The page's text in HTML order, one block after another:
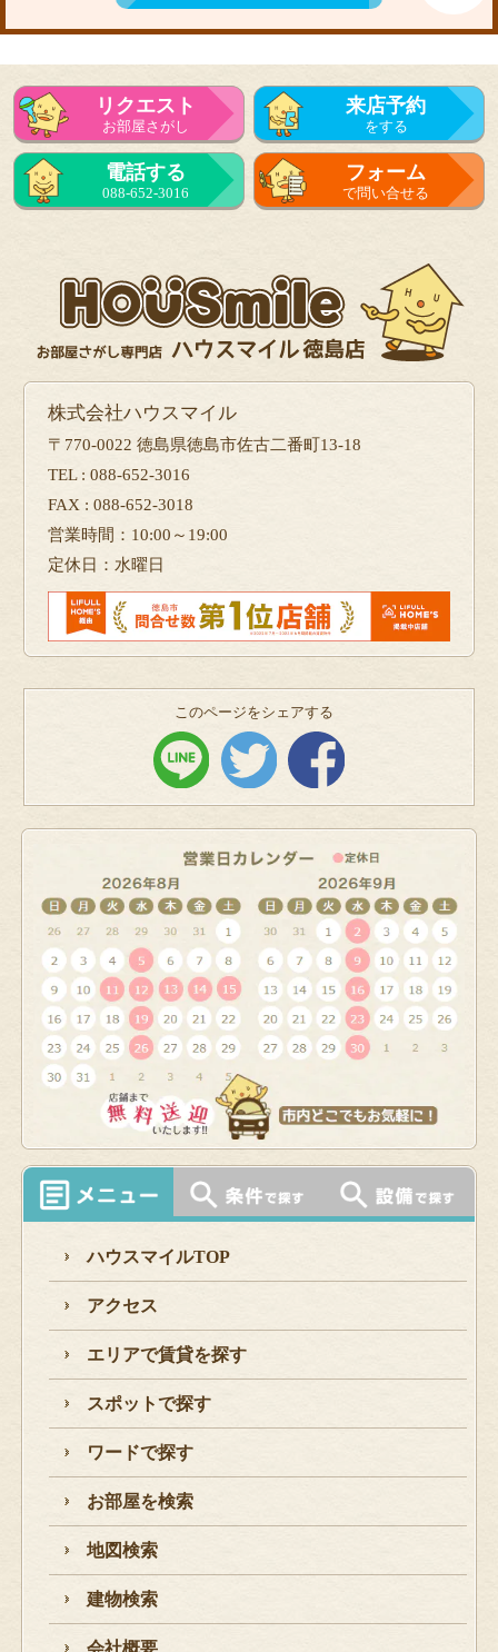
リクエスト
お部屋さがし
来店予約
をする
電話する
088-652-3016
フォーム
で問い合せる
株式会社ハウスマイル
〒770-0022 徳島県徳島市佐古二番町13-18
TEL : 088-652-3016
FAX : 088-652-3018
営業時間：10:00～19:00
定休日：水曜日
このページをシェアする
ハウスマイルTOP
アクセス
エリアで賃貸を探す
スポットで探す
ワードで探す
お部屋を検索
地図検索
建物検索